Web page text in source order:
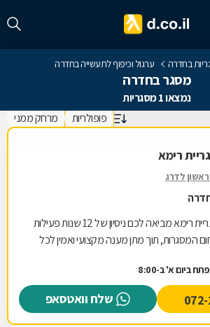
בחדרה ערגול וכיפוף לתעשייה בחדרה
מסגר בחדרה
נמצאו 1 מסגריות
פופולריות מרחק ממני
רימא
לדרג
מסגריית רימא מביאה לכם ניסיון של 12 שנות פעילות
המסגרות, תוך מתן מענה מקצועי ואמין לכל
ביום א' ב-8:00
שלח וואטסאפ